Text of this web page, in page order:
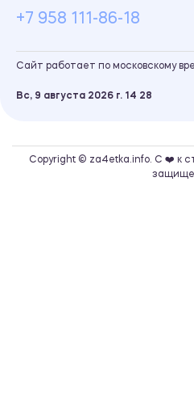
+7 958 111-86-18
Сайт работает по московскому
Вс, 9 августа 2026 г. 14 28
Copyright © za4etka.info. С ❤️ к